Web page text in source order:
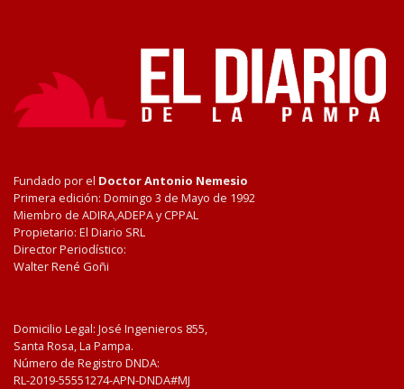
Fundado por el Doctor Antonio Nemesio
Primera edición: Domingo 3 de Mayo de 1992
Miembro de ADIRA,ADEPA y CPPAL
Propietario: El Diario SRL
Director Periodístico:
Walter René Goñi
Domicilio Legal: José Ingenieros 855,
Santa Rosa, La Pampa.
Número de Registro DNDA:
RL-2019-55551274-APN-DNDA#MJ